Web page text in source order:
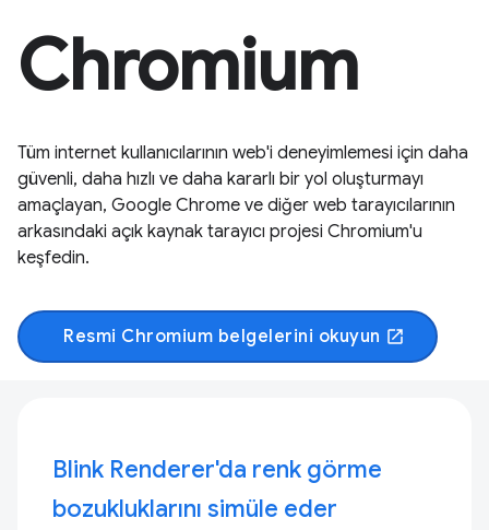
Chromium
Tüm internet kullanıcılarının web'i deneyimlemesi için daha
güvenli, daha hızlı ve daha kararlı bir yol oluşturmayı
amaçlayan, Google Chrome ve diğer web tarayıcılarının
arkasındaki açık kaynak tarayıcı projesi Chromium'u
keşfedin.
Resmi Chromium belgelerini okuyun open_in_new
Blink Renderer'da renk görme
bozukluklarını simüle eder